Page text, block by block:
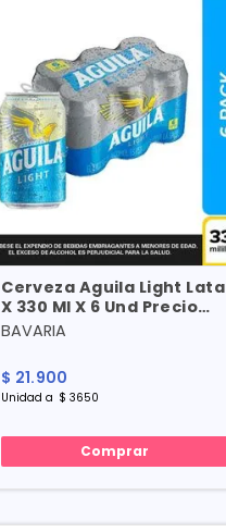
Cerveza Aguila Light Lata
X 330 Ml X 6 Und Precio
Especial
BAVARIA
$ 21.900
Unidad a $ 3650
Comprar